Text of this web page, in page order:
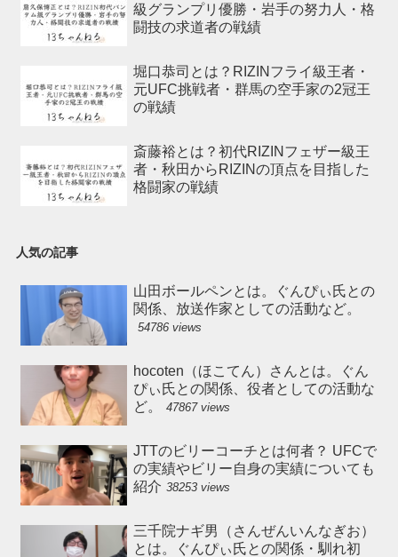
級グランプリ優勝・岩手の努力人・格
闘技の求道者の戦績
堀口恭司とは？RIZINフライ級王者・
元UFC挑戦者・群馬の空手家の2冠王
の戦績
斎藤裕とは？初代RIZINフェザー級王
者・秋田からRIZINの頂点を目指した
格闘家の戦績
人気の記事
山田ボールペンとは。ぐんぴぃ氏との
関係、放送作家としての活動など。
54786 views
hocoten（ほこてん）さんとは。ぐん
ぴぃ氏との関係、役者としての活動な
ど。
47867 views
JTTのビリーコーチとは何者？ UFCで
の実績やビリー自身の実績についても
紹介 38253 views
三千院ナギ男（さんぜんいんなぎお）
とは。ぐんぴぃ氏との関係・馴れ初